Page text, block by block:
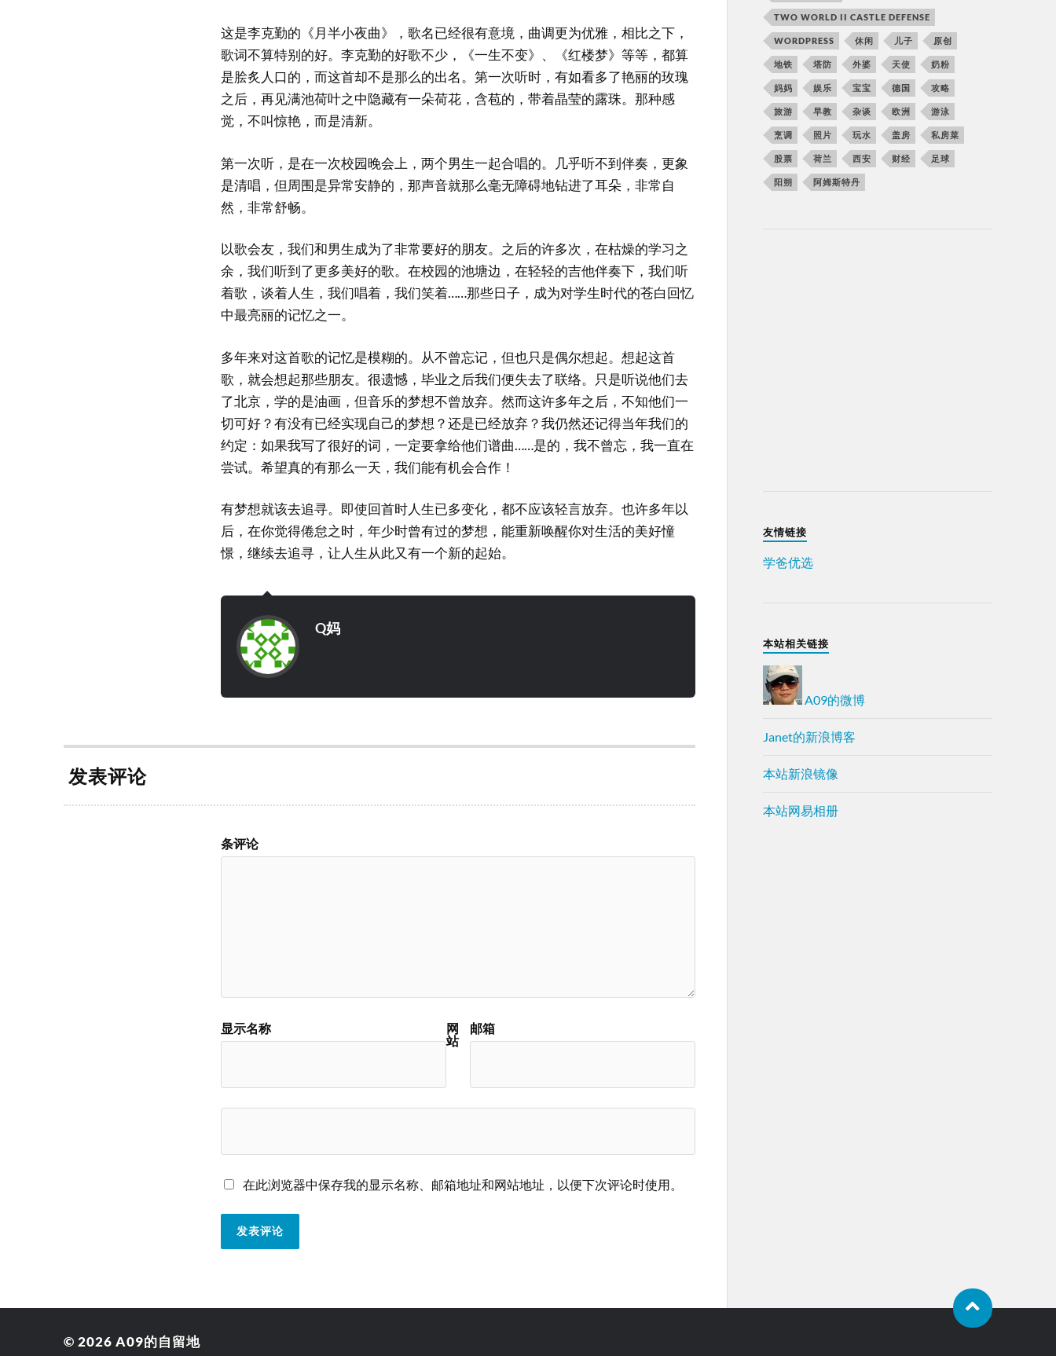
这是李克勤的《月半小夜曲》，歌名已经很有意境，曲调更为优雅，相比之下，
歌词不算特别的好。李克勤的好歌不少，《一生不变》、《红楼梦》等等，都算
是脍炙人口的，而这首却不是那么的出名。第一次听时，有如看多了艳丽的玫瑰
之后，再见满池荷叶之中隐藏有一朵荷花，含苞的，带着晶莹的露珠。那种感
觉，不叫惊艳，而是清新。
第一次听，是在一次校园晚会上，两个男生一起合唱的。几乎听不到伴奏，更象
是清唱，但周围是异常安静的，那声音就那么毫无障碍地钻进了耳朵，非常自
然，非常舒畅。
以歌会友，我们和男生成为了非常要好的朋友。之后的许多次，在枯燥的学习之
余，我们听到了更多美好的歌。在校园的池塘边，在轻轻的吉他伴奏下，我们听
着歌，谈着人生，我们唱着，我们笑着……那些日子，成为对学生时代的苍白回忆
中最亮丽的记忆之一。
多年来对这首歌的记忆是模糊的。从不曾忘记，但也只是偶尔想起。想起这首
歌，就会想起那些朋友。很遗憾，毕业之后我们便失去了联络。只是听说他们去
了北京，学的是油画，但音乐的梦想不曾放弃。然而这许多年之后，不知他们一
切可好？有没有已经实现自己的梦想？还是已经放弃？我仍然还记得当年我们的
约定：如果我写了很好的词，一定要拿给他们谱曲……是的，我不曾忘，我一直在
尝试。希望真的有那么一天，我们能有机会合作！
有梦想就该去追寻。即使回首时人生已多变化，都不应该轻言放弃。也许多年以
后，在你觉得倦怠之时，年少时曾有过的梦想，能重新唤醒你对生活的美好憧
憬，继续去追寻，让人生从此又有一个新的起始。
Q妈
发表评论
条评论
显示名称 邮箱
网
站
在此浏览器中保存我的显示名称、邮箱地址和网站地址，以便下次评论时使用。
TWO WORLD II CASTLE DEFENSE
WORDPRESS 休闲 儿子 原创
地铁 塔防 外婆 天使 奶粉
妈妈 娱乐 宝宝 德国 攻略
旅游 早教 杂谈 欧洲 游泳
烹调 照片 玩水 盖房 私房菜
股票 荷兰 西安 财经 足球
阳朔 阿姆斯特丹
友情链接
学爸优选
本站相关链接
A09的微博
Janet的新浪博客
本站新浪镜像
本站网易相册
© 2026 A09的自留地